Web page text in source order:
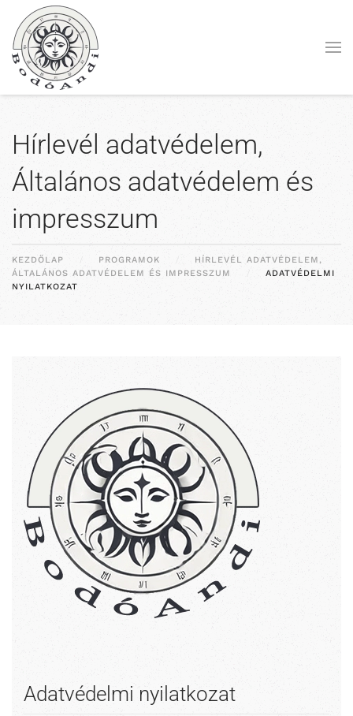
Fő tartalom átugrása
Hírlevél adatvédelem,
Általános adatvédelem és
impresszum
KEZDŐLAP PROGRAMOK
HÍRLEVÉL ADATVÉDELEM,
ÁLTALÁNOS ADATVÉDELEM ÉS IMPRESSZUM
ADATVÉDELMI
NYILATKOZAT
Adatvédelmi nyilatkozat